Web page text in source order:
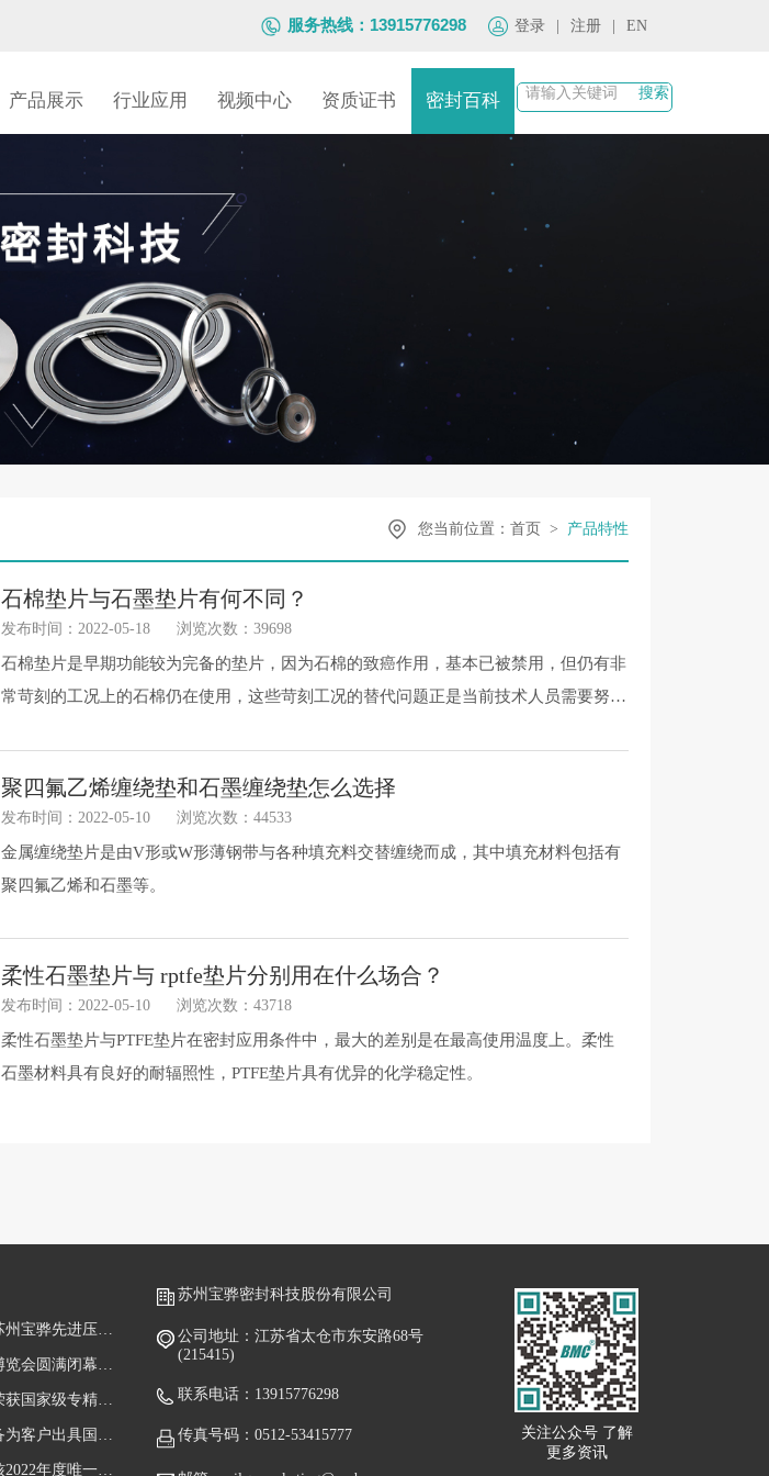
服务热线：13915776298 登录 | 注册 | EN
产品展示 行业应用 视频中心 资质证书 密封百科
您当前位置：首页 > 产品特性
石棉垫片与石墨垫片有何不同？
发布时间：2022-05-18 浏览次数：39698
石棉垫片是早期功能较为完备的垫片，因为石棉的致癌作用，基本已被禁用，但仍有非
常苛刻的工况上的石棉仍在使用，这些苛刻工况的替代问题正是当前技术人员需要努力
聚四氟乙烯缠绕垫和石墨缠绕垫怎么选择
发布时间：2022-05-10 浏览次数：44533
金属缠绕垫片是由V形或W形薄钢带与各种填充料交替缠绕而成，其中填充材料包括有
聚四氟乙烯和石墨等。
柔性石墨垫片与 rptfe垫片分别用在什么场合？
发布时间：2022-05-10 浏览次数：43718
柔性石墨垫片与PTFE垫片在密封应用条件中，最大的差别是在最高使用温度上。柔性
石墨材料具有良好的耐辐照性，PTFE垫片具有优异的化学稳定性。
动态丨国家级技术鉴定！苏州宝骅先进压水堆核岛设备关键密封件顺利通过鉴定
展会回顾｜2024涡轮技术博览会圆满闭幕，跟随镜头回顾宝骅风采
喜报丨新突破！苏州宝骅荣获国家级专精特新“小巨人”企业称号
动态丨苏州宝骅实验室具备为客户出具国际权威性的检测/校准报告（获得CNAS认可证书）
喜报丨苏州宝骅再获中广核2022年度唯一一家“五星级供应商”荣誉称号！
苏州宝骅密封科技股份有限公司
公司地址：江苏省太仓市东安路68号
(215415)
联系电话：13915776298
传真号码：0512-53415777
关注公众号 了解
更多资讯